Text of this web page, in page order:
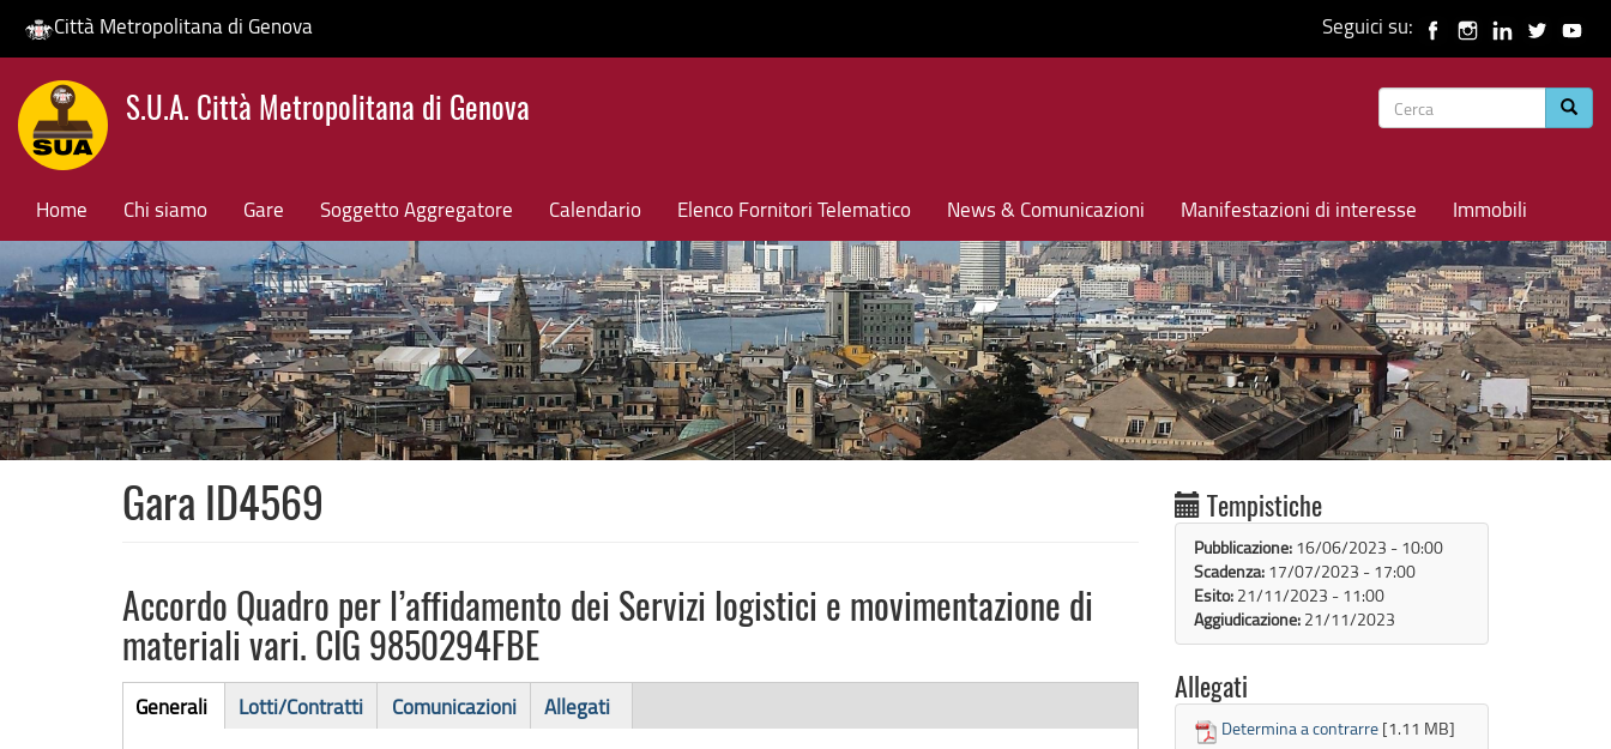
Salta
contenuto
principale
Città Metropolitana di Genova Seguici su:
S.U.A. Città Metropolitana di Genova
Form
ricerca
Home Chi siamo Gare Soggetto Aggregatore Calendario Elenco Fornitori Telematico News & Comunicazioni Manifestazioni di interesse Immobili
Gara ID4569
Accordo Quadro per l’affidamento dei Servizi logistici e movimentazione di
materiali vari. CIG 9850294FBE
Bando
Generali
Lotti/Contratti Comunicazioni Allegati
Tempistiche
Pubblicazione: 16/06/2023 - 10:00
Scadenza: 17/07/2023 - 17:00
Esito: 21/11/2023 - 11:00
Aggiudicazione: 21/11/2023
Allegati
Determina a contrarre [1.11 MB]